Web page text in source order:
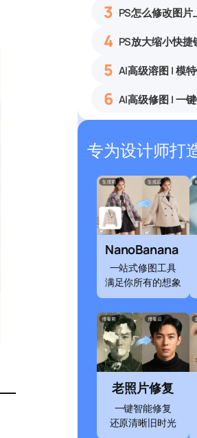
3
4
5
6
专为设计师打
NanoBanana
一站式修图工具
满足你所有的想象
老照片修复
一键智能修复
还原清晰旧时光